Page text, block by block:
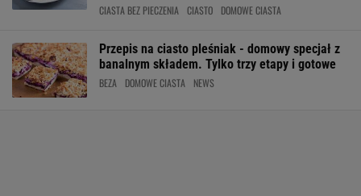
CIASTA BEZ PIECZENIA CIASTO DOMOWE CIASTA
Przepis na ciasto pleśniak - domowy specjał z
banalnym składem. Tylko trzy etapy i gotowe
BEZA DOMOWE CIASTA NEWS